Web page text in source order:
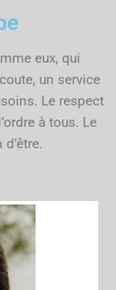
eux, qui
un service
Le respect
à tous. Le